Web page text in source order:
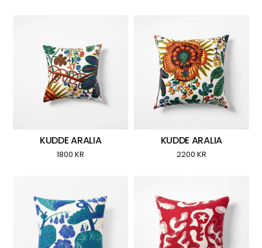
KUDDE ARALIA
1800KR
KUDDE ARALIA
2200 KR